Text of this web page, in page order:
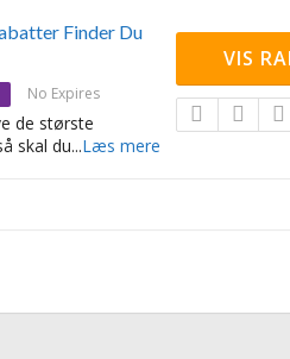
Finder Du
No Expires
de største
skal du...Læs mere
VIS